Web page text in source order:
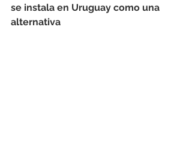
se instala en Uruguay como una
alternativa